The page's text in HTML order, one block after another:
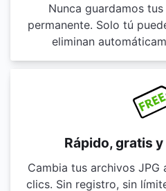
Nunca guardamos
permanente. Solo tú
eliminan
Rápido, gratis
Cambia tus archivos JPG
clics. Sin registro, sin